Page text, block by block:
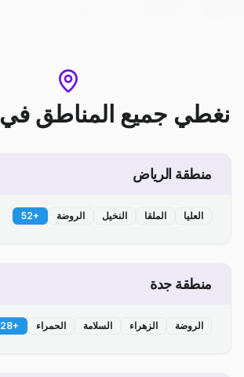
نغطي جميع المناطق في
منطقة الرياض
العليا الملقا النخيل الروضة +
52
منطقة جدة
الروضة الزهراء السلامة الحمراء +
28